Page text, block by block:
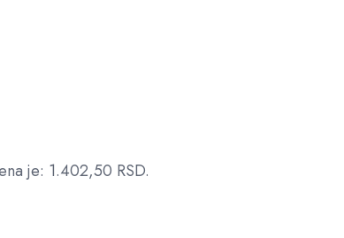
je: 1.402,50 RSD.